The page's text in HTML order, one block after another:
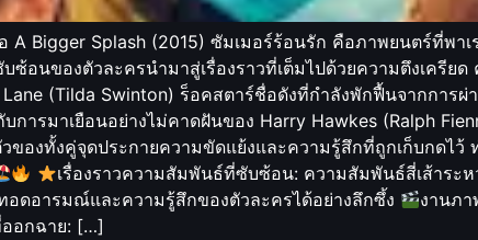
A Bigger Splash (2015) ซัมเมอร์ร้อนรัก คือภาพยนตร์ที่พา
อนของตัวละครนำมาสู่เรื่องราวที่เต็มไปด้วยความตึงเครีย
Lane (Tilda Swinton) ร็อคสตาร์ชื่อดังที่กำลังพักฟื้นจากการ
ารมาเยือนอย่างไม่คาดฝันของ Harry Hawkes (Ralph
ของทั้งคู่จุดประกายความขัดแย้งและความรู้สึกที่ถูกเก็บกดไว้
เรื่องราวความสัมพันธ์ที่ซับซ้อน: ความสัมพันธ์สี่เส้าระ
อดอารมณ์และความรู้สึกของตัวละครได้อย่างลึกซึ้ง
งานภ
อกฉาย: […]